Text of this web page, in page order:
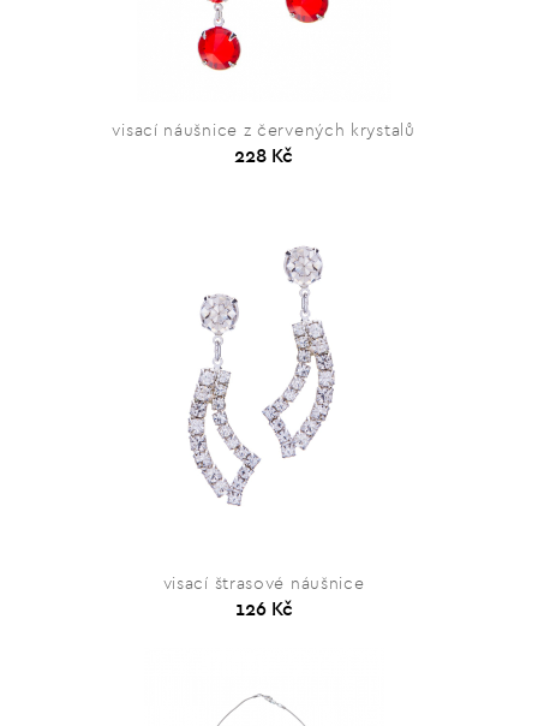
visací náušnice z červených krystalů
228 Kč
visací štrasové náušnice
126 Kč